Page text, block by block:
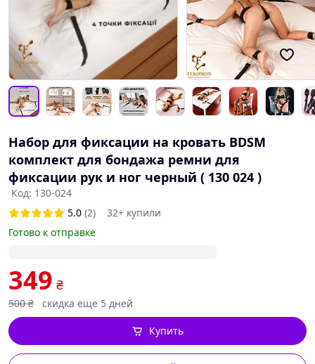
Набор для фиксации на кровать BDSM
комплект для бондажа ремни для
фиксации рук и ног черный ( 130 024 )
Код: 130-024
5.0 (2)
32+ купили
Готово к отправке
349 ₴
500 ₴ скидка еще 5 дней
Купить